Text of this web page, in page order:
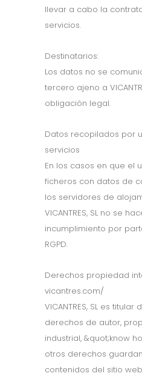
llevar a cabo la
servicios.
Destinatarios:
Los datos no se
tercero ajeno a
obligación legal.
Datos recopilados por
servicios
En los casos en que el
ficheros con datos de
los servidores de
VICANTRES, SL no se
incumplimiento por
RGPD.
Derechos propiedad
vicantres.com/
VICANTRES, SL es
derechos de autor,
industrial, &quot;know
otros derechos
contenidos del sitio web